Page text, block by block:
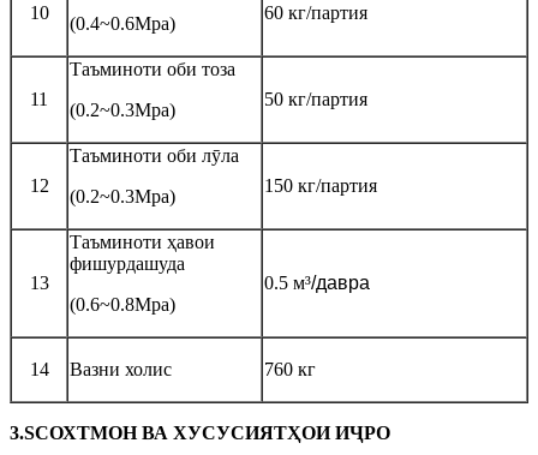
10
(0.4~0.6Mpa)
60 кг/партия
11
Таъминоти оби тоза
(0.2~0.3Mpa)
50 кг/партия
12
Таъминоти оби лӯла
(0.2~0.3Mpa)
150 кг/партия
13
Таъминоти ҳавои
фишурдашуда
(0.6~0.8Mpa)
0.5 м³/давра
14 Вазни холис 760 кг
3.SСОХТМОН ВА ХУСУСИЯТҲОИ ИҶРО